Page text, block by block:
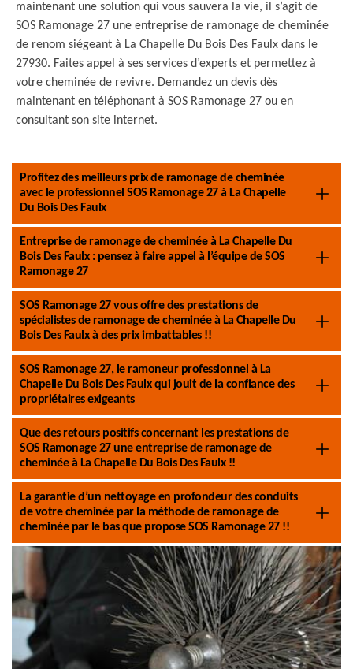
maintenant une solution qui vous sauvera la vie, il s’agit de
SOS Ramonage 27 une entreprise de ramonage de cheminée
de renom siégeant à La Chapelle Du Bois Des Faulx dans le
27930. Faites appel à ses services d’experts et permettez à
votre cheminée de revivre. Demandez un devis dès
maintenant en téléphonant à SOS Ramonage 27 ou en
consultant son site internet.
Profitez des meilleurs prix de ramonage de cheminée
avec le professionnel SOS Ramonage 27 à La Chapelle
Du Bois Des Faulx
Entreprise de ramonage de cheminée à La Chapelle Du
Bois Des Faulx : pensez à faire appel à l’équipe de SOS
Ramonage 27
SOS Ramonage 27 vous offre des prestations de
spécialistes de ramonage de cheminée à La Chapelle Du
Bois Des Faulx à des prix imbattables !!
SOS Ramonage 27, le ramoneur professionnel à La
Chapelle Du Bois Des Faulx qui jouit de la confiance des
propriétaires exigeants
Que des retours positifs concernant les prestations de
SOS Ramonage 27 une entreprise de ramonage de
cheminée à La Chapelle Du Bois Des Faulx !!
La garantie d’un nettoyage en profondeur des conduits
de votre cheminée par la méthode de ramonage de
cheminée par le bas que propose SOS Ramonage 27 !!